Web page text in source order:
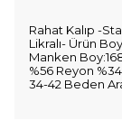
Rahat Kalıp -
Likralı- Ürün
Manken
%56 Reyon
34-42 Beden